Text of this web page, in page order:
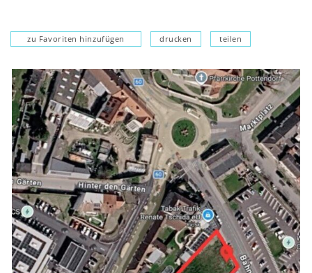
zu Favoriten hinzufügen drucken teilen